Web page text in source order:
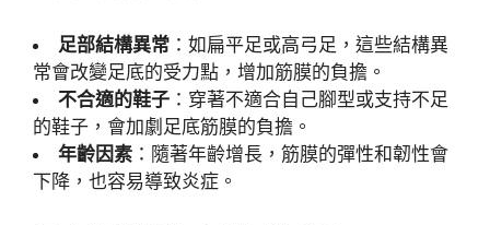
足部結構異常 ：如扁平足或高弓足，這些結構異
常會改變足底的受力點，增加筋膜的負擔。
不合適的鞋子 ：穿著不適合自己腳型或支持不足
的鞋子，會加劇足底筋膜的負擔。
年齡因素 ：隨著年齡增長，筋膜的彈性和韌性會
下降，也容易導致炎症。